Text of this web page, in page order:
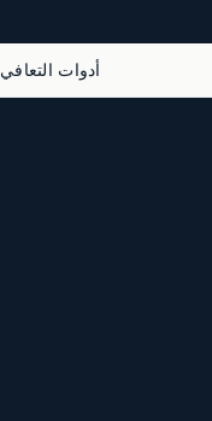
أدوات التعافي